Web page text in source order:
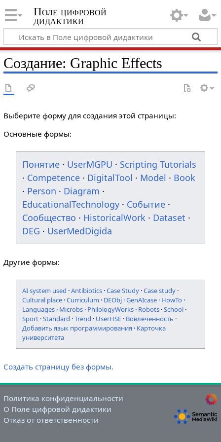
Поле цифровой
дидактики
Создание: Graphic Effects
Выберите форму для создания этой страницы:
Основные формы:
Понятие · UserMGPU · Scripting Tutorials
· Competence · DigitalTool · Model · Book
· Person · Diagram ·
EducationalTechnology · Событие ·
Сообщество · HistoricalWork · Dataset ·
DEG · UserMedDigida
Другие формы:
AI system used ·Antibiotics ·Case Study ·Case study ·
Cultural place ·Curriculum · DEObj ·GenAIcase · HowTo ·
Languages · Microbs · PhilologyWorks · Robots ·School ·
Sport ·Standard ·Trend · UserHSE · Вовлеченность ·
Добавить язык программирования · Карточка
университета
Создать страницу без формы.
Политика конфиденциальности
О Поле цифровой дидактики
Отказ от ответственности